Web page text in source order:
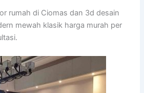
rumah di Ciomas dan 3d desain
mewah klasik harga murah per